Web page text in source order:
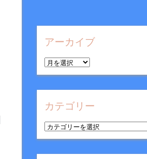
アーカイブ
ア
ー
カ
イ
カテゴリー
カ
テ
ゴ